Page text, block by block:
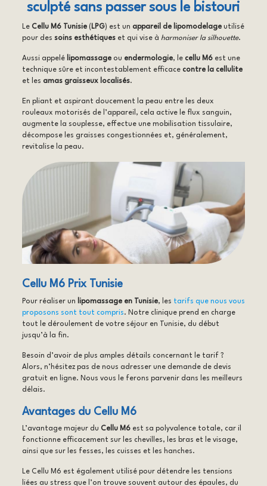
sculpté sans passer sous le bistouri
Le Cellu M6 Tunisie( LPG) est un appareil de lipomodelageutilisé
pour des soins esthétiqueset qui vise à harmoniser la silhouette.
Aussi appelé lipomassageou endermologie, le cellu M6est une
technique sûre et incontestablement efficace contre la cellulite
et les amas graisseux localisés.
En pliant et aspirant doucement la peau entre les deux
rouleaux motorisés de l’appareil, cela active le flux sanguin,
augmente la souplesse, effectue une mobilisation tissulaire,
décompose les graisses congestionnées et, généralement,
revitalise la peau.
Cellu M6 Prix Tunisie
Pour réaliser un lipomassage en Tunisie, les tarifs que nous vous
proposons sont tout compris. Notre clinique prend en charge
tout le déroulement de votre séjour en Tunisie, du début
jusqu’à la fin.
Besoin d’avoir de plus amples détails concernant le tarif ?
Alors, n’hésitez pas de nous adresser une demande de devis
gratuit en ligne. Nous vous le ferons parvenir dans les meilleurs
délais.
Avantages du Cellu M6
L’avantage majeur du Cellu M6est sa polyvalence totale, car il
fonctionne efficacement sur les chevilles, les bras et le visage,
ainsi que sur les fesses, les cuisses et les hanches.
Le Cellu M6 est également utilisé pour détendre les tensions
liées au stress que l’on trouve souvent autour des épaules, du